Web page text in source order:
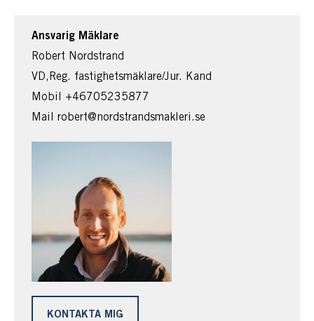
KONTAKTA MIG
Ansvarig Mäklare
Robert Nordstrand
VD,Reg. fastighetsmäklare/Jur. Kand
Mobil +46705235877
Mail robert@nordstrandsmakleri.se